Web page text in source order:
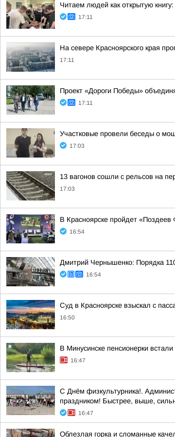
Читаем людей как открытую
17:11
На севере Красноярского края
17:11
Проект «Дороги Победы»
17:11
Участковые провели беседы о
17:03
13 вагонов сошли с рельсов на
17:03
В Красноярске пройдет «Поздеев
16:54
Дмитрий Чернышенко: Порядка
16:54
Суд в Красноярске взыскал с
16:50
В Минусинске пенсионерки
16:47
С Днём физкультурника!.
праздником! Быстрее, выше,
16:47
Облезлая горка и сломанные